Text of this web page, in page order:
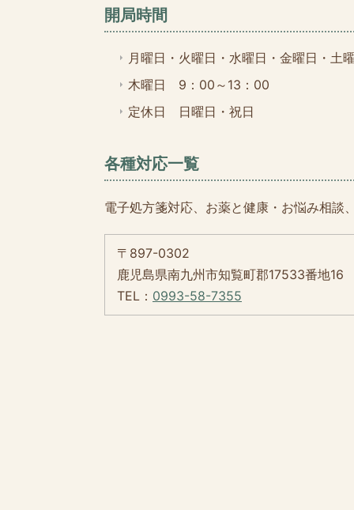
開局時間
月曜日・火曜日・水曜日・金曜日・
木曜日 9：00～13：00
定休日 日曜日・祝日
各種対応一覧
電子処方箋対応、お薬と健康・お悩み相
〒897-0302
鹿児島県南九州市知覧町郡17533番地16
TEL： 0993-58-7355